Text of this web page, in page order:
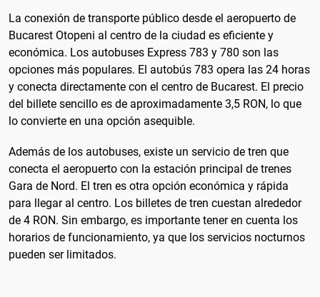
La conexión de transporte público desde el aeropuerto de
Bucarest Otopeni al centro de la ciudad es eficiente y
económica. Los autobuses Express 783 y 780 son las
opciones más populares. El autobús 783 opera las 24 horas
y conecta directamente con el centro de Bucarest. El precio
del billete sencillo es de aproximadamente 3,5 RON, lo que
lo convierte en una opción asequible.
Además de los autobuses, existe un servicio de tren que
conecta el aeropuerto con la estación principal de trenes
Gara de Nord. El tren es otra opción económica y rápida
para llegar al centro. Los billetes de tren cuestan alrededor
de 4 RON. Sin embargo, es importante tener en cuenta los
horarios de funcionamiento, ya que los servicios nocturnos
pueden ser limitados.